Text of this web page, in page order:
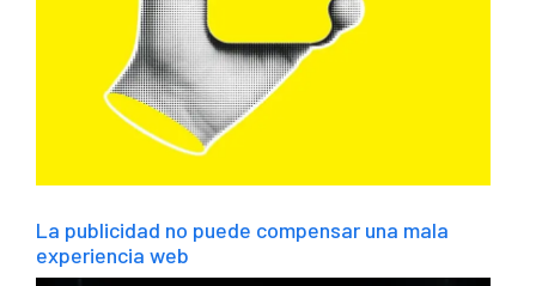
La publicidad no puede compensar una mala
experiencia web